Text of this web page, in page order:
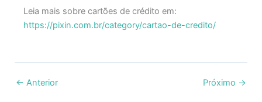
Leia mais sobre cartões de crédito em:
https://pixin.com.br/category/cartao-de-credito/
← Anterior Próximo →